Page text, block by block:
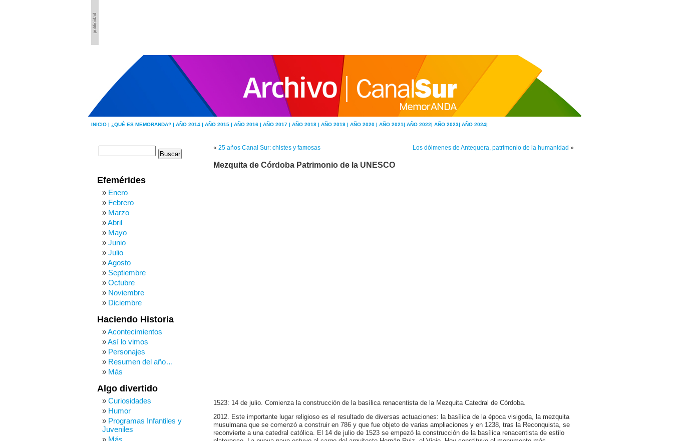
INICIO | ¿QUÉ ES MEMORANDA? | AÑO 2014 | AÑO 2015 | AÑO 2016 | AÑO 2017 | AÑO 2018 | AÑO 2019 | AÑO 2020 | AÑO 2021| AÑO 2022| AÑO 2023| AÑO 2024|
« 25 años Canal Sur: chistes y famosas Los dólmenes de Antequera, patrimonio de la humanidad »
Mezquita de Córdoba Patrimonio de la UNESCO
1523: 14 de julio. Comienza la construcción de la basílica renacentista de la Mezquita Catedral de Córdoba.
2012. Este importante lugar religioso es el resultado de diversas actuaciones: la basílica de la época visigoda, la mezquita
musulmana que se comenzó a construir en 786 y que fue objeto de varias ampliaciones y en 1238, tras la Reconquista, se
reconvierte a una catedral católica. El 14 de julio de 1523 se empezó la construcción de la basílica renacentista de estilo
Efemérides
Enero
Febrero
Marzo
Abril
Mayo
Junio
Julio
Agosto
Septiembre
Octubre
Noviembre
Diciembre
Haciendo Historia
Acontecimientos
Así lo vimos
Personajes
Resumen del año…
Más
Algo divertido
Curiosidades
Humor
Programas Infantiles y
Juveniles
Más